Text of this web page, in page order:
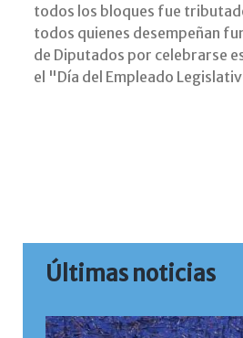
todos los bloques fue
todos quienes desempeñan
de Diputados por celebrarse
el "Día del Empleado
Últimas noticias